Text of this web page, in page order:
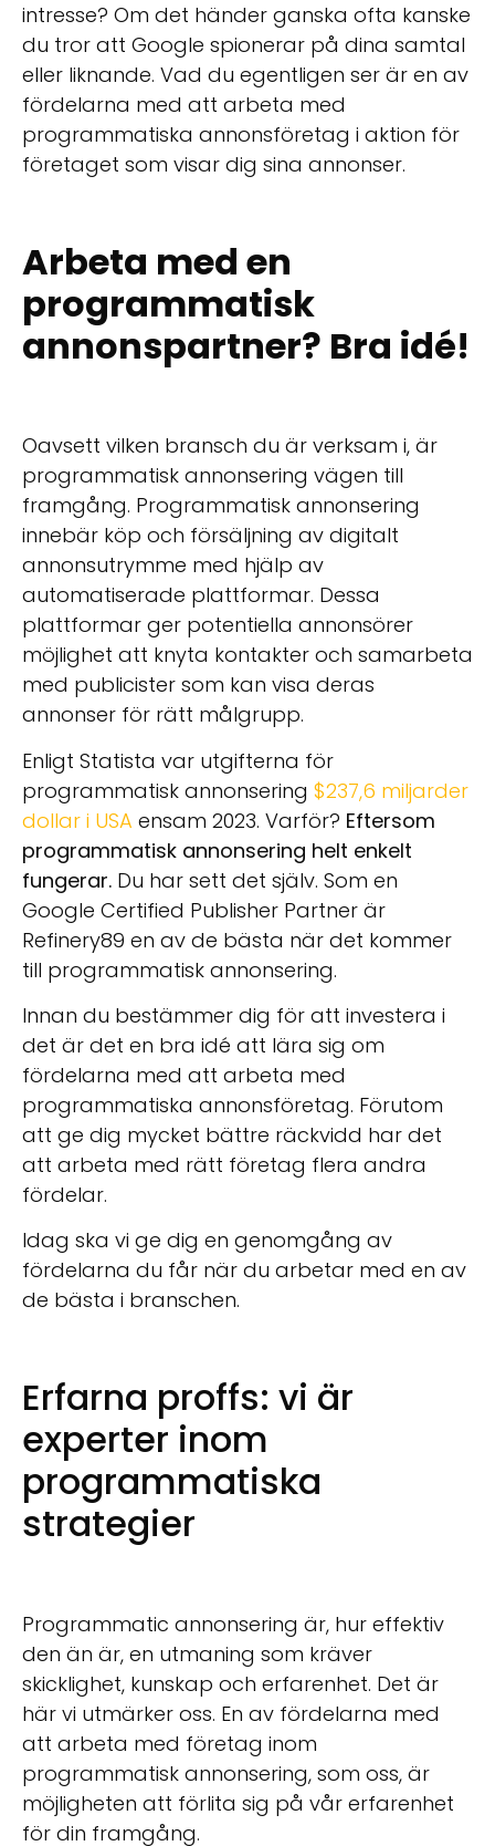
intresse? Om det händer ganska ofta kanske
du tror att Google spionerar på dina samtal
eller liknande. Vad du egentligen ser är en av
fördelarna med att arbeta med
programmatiska annonsföretag i aktion för
företaget som visar dig sina annonser.
Arbeta med en
programmatisk
annonspartner? Bra idé!
Oavsett vilken bransch du är verksam i, är
programmatisk annonsering vägen till
framgång. Programmatisk annonsering
innebär köp och försäljning av digitalt
annonsutrymme med hjälp av
automatiserade plattformar. Dessa
plattformar ger potentiella annonsörer
möjlighet att knyta kontakter och samarbeta
med publicister som kan visa deras
annonser för rätt målgrupp.
Enligt Statista var utgifterna för
programmatisk annonsering $237,6 miljarder
dollar i USA ensam 2023. Varför? Eftersom
programmatisk annonsering helt enkelt
fungerar. Du har sett det själv. Som en
Google Certified Publisher Partner är
Refinery89 en av de bästa när det kommer
till programmatisk annonsering.
Innan du bestämmer dig för att investera i
det är det en bra idé att lära sig om
fördelarna med att arbeta med
programmatiska annonsföretag. Förutom
att ge dig mycket bättre räckvidd har det
att arbeta med rätt företag flera andra
fördelar.
Idag ska vi ge dig en genomgång av
fördelarna du får när du arbetar med en av
de bästa i branschen.
Erfarna proffs: vi är
experter inom
programmatiska
strategier
Programmatic annonsering är, hur effektiv
den än är, en utmaning som kräver
skicklighet, kunskap och erfarenhet. Det är
här vi utmärker oss. En av fördelarna med
att arbeta med företag inom
programmatisk annonsering, som oss, är
möjligheten att förlita sig på vår erfarenhet
för din framgång.